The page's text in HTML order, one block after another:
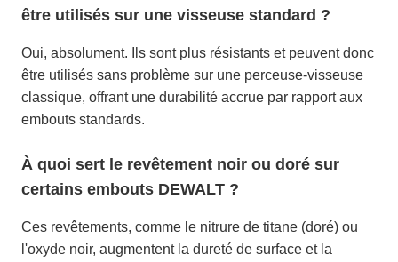
être utilisés sur une visseuse standard ?
Oui, absolument. Ils sont plus résistants et peuvent donc
être utilisés sans problème sur une perceuse-visseuse
classique, offrant une durabilité accrue par rapport aux
embouts standards.
À quoi sert le revêtement noir ou doré sur
certains embouts DEWALT ?
Ces revêtements, comme le nitrure de titane (doré) ou
l'oxyde noir, augmentent la dureté de surface et la